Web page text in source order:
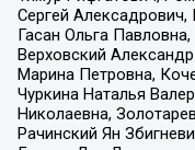
Сергей
Гасан Ольга
Верховский
Марина Петровна,
Чуркина Наталья
Николаевна,
Рачинский Ян